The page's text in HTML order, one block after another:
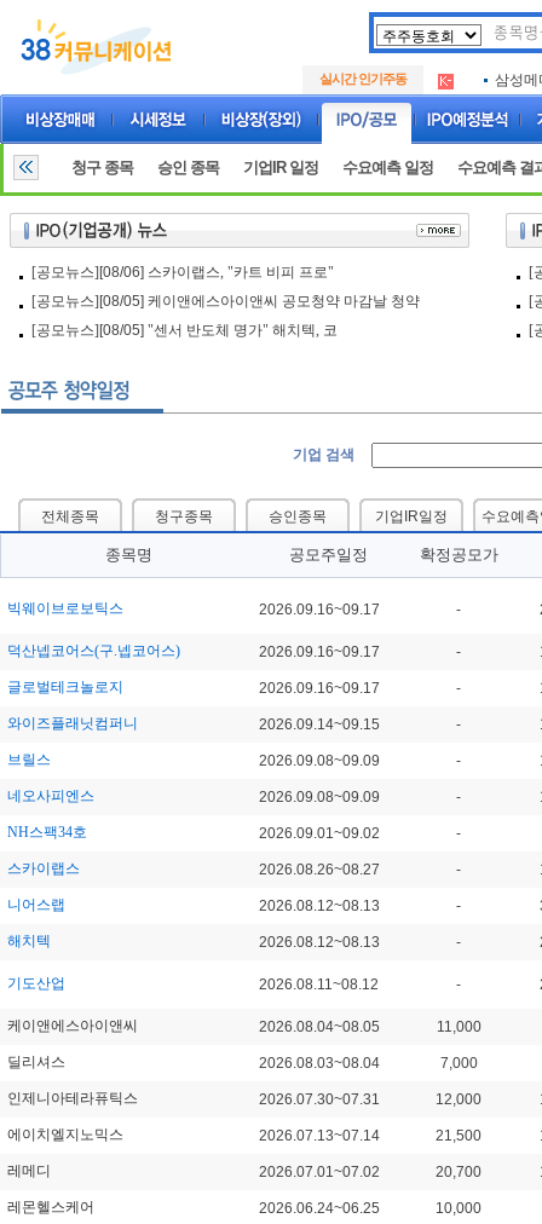
실시간 인기주동
.
아크로
삼성메
.
아크로
아하
청구 종목 승인 종목 기업IR 일정 수요예측 일정 수요예측 결
[공모뉴스] [08/06] 스카이랩스, "카트 비피 프로"
[공모뉴스] [08/05] 케이앤에스아이앤씨 공모청약 마감날 청약
[공모뉴스] [08/05] "센서 반도체 명가" 해치텍, 코
[
[
[
기업 검색
전체종목 청구종목 승인종목 기업IR일정 수요예
종목명 공모주일정 확정공모가
빅웨이브로보틱스 2026.09.16~09.17 -
덕산넵코어스(구.넵코어스) 2026.09.16~09.17 -
글로벌테크놀로지 2026.09.16~09.17 -
와이즈플래닛컴퍼니 2026.09.14~09.15 -
브릴스 2026.09.08~09.09 -
네오사피엔스 2026.09.08~09.09 -
NH스팩34호 2026.09.01~09.02 -
스카이랩스 2026.08.26~08.27 -
니어스랩 2026.08.12~08.13 -
해치텍 2026.08.12~08.13 -
기도산업 2026.08.11~08.12 -
케이앤에스아이앤씨 2026.08.04~08.05 11,000
딜리셔스 2026.08.03~08.04 7,000
인제니아테라퓨틱스 2026.07.30~07.31 12,000
에이치엘지노믹스 2026.07.13~07.14 21,500
레메디 2026.07.01~07.02 20,700
레몬헬스케어 2026.06.24~06.25 10,000